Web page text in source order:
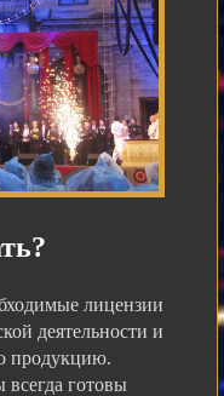
лицензии
деятельности и
продукцию.
всегда готовы